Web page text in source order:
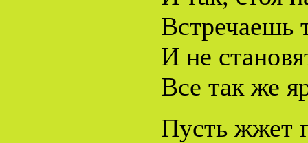
Встречаешь
И не
Все так же
Пусть жжет